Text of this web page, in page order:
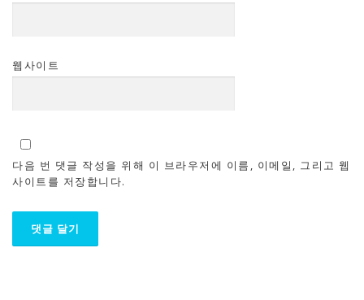
웹사이트
다음 번 댓글 작성을 위해 이 브라우저에 이름, 이메일, 그리고 웹
사이트를 저장합니다.